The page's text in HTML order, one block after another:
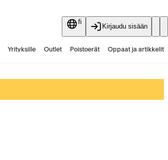
fi
Kirjaudu sisään
Yrityksille Outlet Poistoerät Oppaat ja artikkelit